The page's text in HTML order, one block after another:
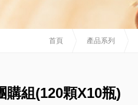
首頁 產品系列
購組(120顆X10瓶)